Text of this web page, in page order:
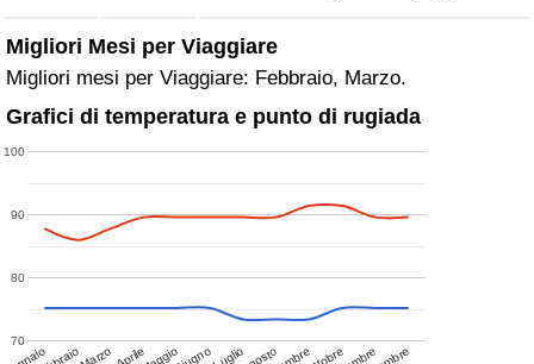
Migliori Mesi per Viaggiare
Migliori mesi per Viaggiare: Febbraio, Marzo.
Grafici di temperatura e punto di rugiada
Marzo Aprile Luglio
70
80
90
100